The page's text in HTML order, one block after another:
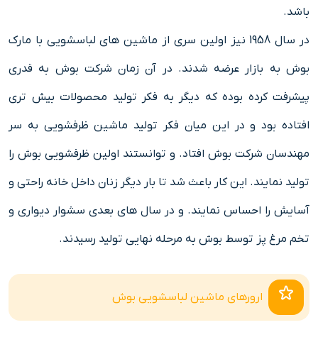
باشد.
در سال 1958 نیز اولین سری از ماشین های لباسشویی با مارک
بوش به بازار عرضه شدند. در آن زمان شرکت بوش به قدری
پیشرفت کرده بوده که دیگر به فکر تولید محصولات بیش تری
افتاده بود و در این میان فکر تولید ماشین ظرفشویی به سر
مهندسان شرکت بوش افتاد. و توانستند اولین ظرفشویی بوش را
تولید نمایند. این کار باعث شد تا بار دیگر زنان داخل خانه راحتی و
آسایش را احساس نمایند. و در سال های بعدی سشوار دیواری و
تخم مرغ پز توسط بوش به مرحله نهایی تولید رسیدند.
ارورهای ماشین لباسشویی بوش